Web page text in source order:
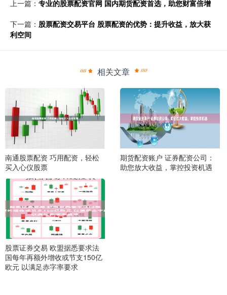
上一篇： 专业的股票配资官网 国内期货配资首选，助您财富倍增
下一篇： 股票配资交易平台 股票配资的优势：提升收益，放大获
利空间
相关文章
南通股票配资 巧用配资，轻松
买入心仪股票
期货配资账户 证券配资公司：
助您放大收益，掌控投资机遇
股票证券交易 欧盟据悉要求法
国每年再额外增收或节支150亿
欧元 以满足赤字率要求